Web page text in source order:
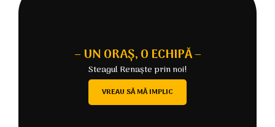
– UN ORAȘ, O ECHIPĂ –
Steagul Renaște prin noi!
VREAU SĂ MĂ IMPLIC